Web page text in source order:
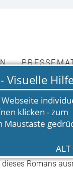
Im Mittelpunkt
die kleinen
Romans